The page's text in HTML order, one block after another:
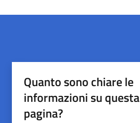
Quanto sono chiare le
informazioni su questa
pagina?